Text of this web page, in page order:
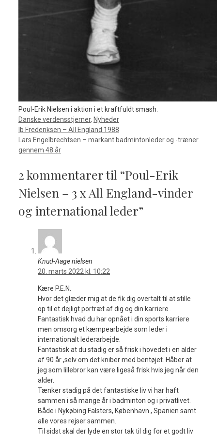
Poul-Erik Nielsen i aktion i et kraftfuldt smash.
Kategorier
Danske verdensstjerner, Nyheder
Ib Frederiksen – All England 1988
Lars Engelbrechtsen – markant badmintonleder og -træner
gennem 48 år
2 kommentarer til “Poul-Erik
Nielsen – 3 x All England-vinder
og international leder”
Knud-Aage nielsen
20. marts 2022 kl. 10:22
Kære P.E.N.
Hvor det glæder mig at de fik dig overtalt til at stille
op til et dejligt portræt af dig og din karriere .
Fantastisk hvad du har opnået i din sports karriere
men omsorg et kæmpearbejde som leder i
internationalt lederarbejde.
Fantastisk at du stadig er så frisk i hovedet i en alder
af 90 år ,selv om det kniber med bentøjet. Håber at
jeg som lillebror kan være ligeså frisk hvis jeg når den
alder.
Tænker stadig på det fantastiske liv vi har haft
sammen i så mange år i badminton og i privatlivet.
Både i Nykøbing Falsters, København , Spanien samt
alle vores rejser sammen.
Til sidst skal der lyde en stor tak til dig for et godt liv